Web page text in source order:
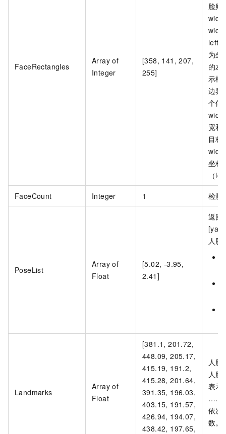
FaceRectangles
Array of
Integer
[358, 141, 207,
255]
脸则
left-
为坐
的左
示框
边界
个像
宽和
目标
坐标
（
FaceCount Integer 1 检测
PoseList
Array of
Float
[5.02, -3.95,
2.41]
返回
人脸
Landmarks
Array of
Float
[381.1, 201.72,
448.09, 205.17,
415.19, 191.2,
415.28, 201.64,
391.35, 196.03,
403.15, 191.57,
426.94, 194.07,
438.42, 197.65,
人
人
表示
……
依次
数。